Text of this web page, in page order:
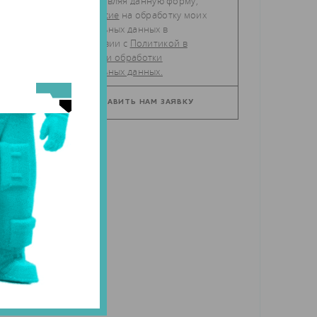
согласие
персональных данных в
соответствии с Политикой в
отношении обработки
персональных данных.